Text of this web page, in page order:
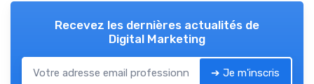
Recevez les dernières actualités de
Digital Marketing
➔ Je m'inscris